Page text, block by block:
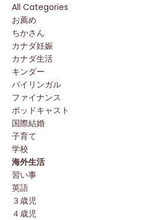
All Categories
お薦め
ちかさん
カナダ妊娠
カナダ生活
キンダー
バイリンガル
ファイナンス
ポッドキャスト
国際結婚
子育て
学校
海外生活
習い事
英語
３歳児
４歳児